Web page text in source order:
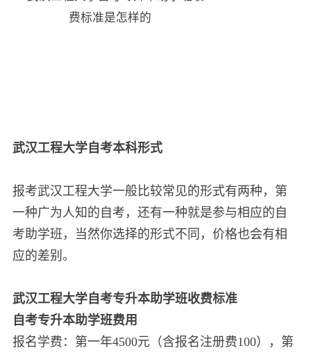
武汉工程大学自考本科形式
报考武汉工程大学一般比较常见的形式有两种，第
一种广为人知的自考，还有一种就是参与相应的自
考助学班，当然你选择的形式不同，价格也会有相
应的差别。
武汉工程大学自考专升本助学班收费标准
自考专升本助学班费用
报名学费：第一年4500元（含报名注册费100），第